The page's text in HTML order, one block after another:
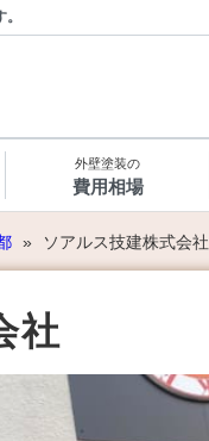
外壁塗装の
費用相場
» ソアルス技建株式会社
社